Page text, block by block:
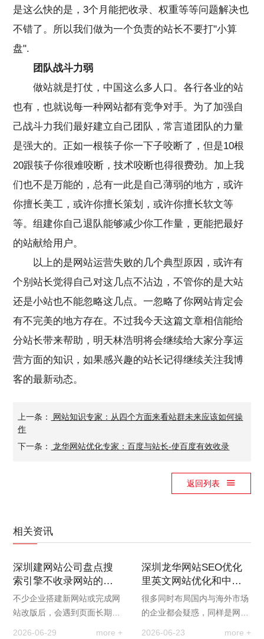
是这么快的是，3个月能把收录、权重等等问题解决也
不错了。所以我们做为一个负责的站长不要打"小算
盘".
团队战斗力弱
做站就是打仗，中国这么多人口。各行各业的站
也有，也就说每一种网站都有竞争对手。为了加强自
己战斗力我们最好建立自己团队，常言道团队的力量
是强大的。正如一根筷子你一下子咬断了，但是10根
20跟筷子你很难咬断，技术咬断也得很费劲。加上我
们也不是万能的，总有一此是自己薄弱的地方，或许
你擅长美工，或许你擅长策划，或许你擅长软文等
等。组建你自己退队能够减少你工作量，更能把最好
的站献给用户。
以上的是网站运营失败的几个典型原因，或许有
个别站长觉得自己对这几点不沾边，不管你的是大站
还是小站也不能忽略这几点。一忽略了你网站肯定会
有不完美的地方存在。不过我今天这篇文章相信能给
分站长带来帮助，明天林浩明将会继续给大家分享运
营方面的知识，如果感兴趣的站长记得继续关注我博
客的最新动态。
上一条：
网站知识专家：从四个方面来看站群未来应该如何操
作
下一条：
龙华网站优化专家：百度与站长-使百度有效收录
返回列表
相关资讯
深圳建网站公司盘点搜
索引擎不收录网站的七
大常见因素与解决办法
不少企业搭建新网站或完成网
站改版后，会遇到页面长期不
2026-06-29 more +
深圳龙华网站SEO优化
里英文网站优化和中文
网站优化有什么差异
很多同时布局国内与海外市场
的企业都会疑惑，同样是网站
2026-06-23 more +